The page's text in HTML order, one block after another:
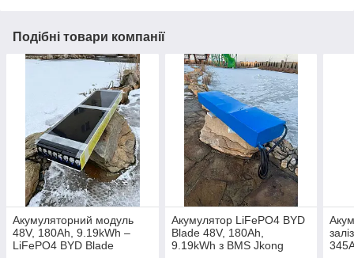
Подібні товари компанії
Акумуляторний модуль
48V, 180Ah, 9.19kWh –
LiFePO4 BYD Blade
Акумулятор LiFePO4 BYD
Blade 48V, 180Ah,
9.19kWh з BMS Jkong